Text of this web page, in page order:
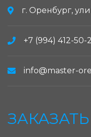
г. Оренбург,
+7 (994) 412-50-
info@master-
ЗАКАЗАТЬ